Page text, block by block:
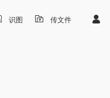
识图 传文件